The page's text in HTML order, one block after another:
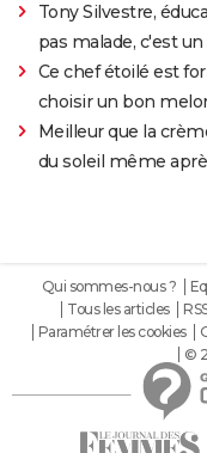
Tony Silvestre,
pas malade, c'est
Ce chef étoilé est
choisir un bon
Meilleur que la
du soleil même
Qui sommes-nous ?
Tous les articles
Paramétrer les cookies
©